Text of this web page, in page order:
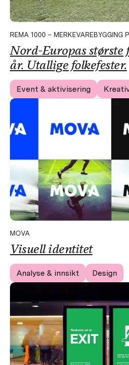
REMA 1000 – MERKEVAREBYGGING
Nord-Europas største
år. Utallige folkefester.
Event & aktivisering
MOVA
Visuell identitet
Analyse & innsikt Design